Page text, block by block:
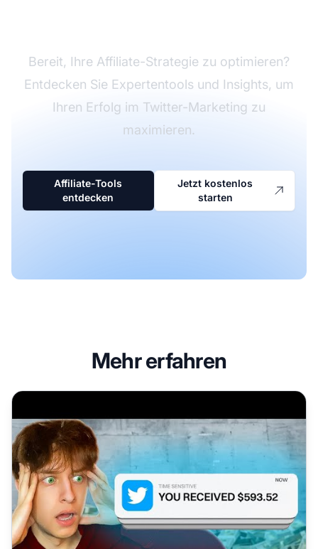
Bereit, Ihre Affiliate-Strategie zu optimieren?
Entdecken Sie Expertentools und Insights, um
Ihren Erfolg im Twitter-Marketing zu
maximieren.
Affiliate-Tools
entdecken
Jetzt kostenlos
starten
Mehr erfahren
Verdienen Sie 500xa0$/Tag mit Affiliate-Marketing auf